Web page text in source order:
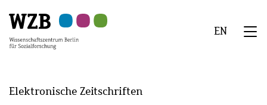
Hauptinhalt
springen
Navigation
springen
Suche
springen
Sekundärnavigation
springen
Fußzeile
springen
EN
Elektronische Zeitschriften